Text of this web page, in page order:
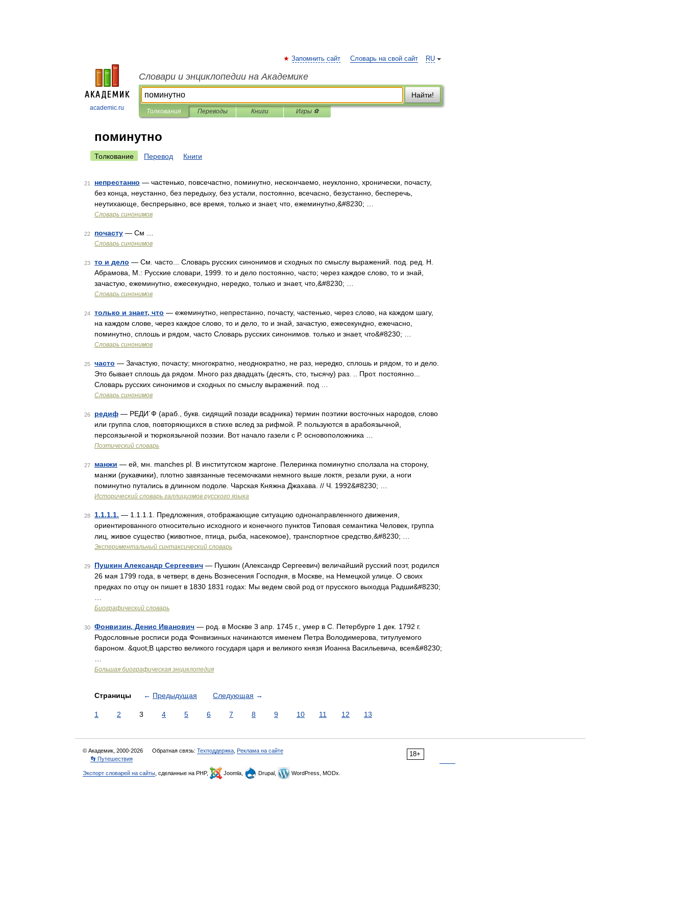
academic.ru
RU
Запомнить сайт Словарь на свой сайт
Словари и энциклопедии на Академике
Найти!
Толкования Переводы Книги Игры ⚽
поминутно
Толкование Перевод Книги
21 непрестанно — частенько, повсечастно, поминутно, нескончаемо, неуклонно, хронически, почасту,
без конца, неустанно, без передыху, без устали, постоянно, всечасно, безустанно, бесперечь,
неутихающе, беспрерывно, все время, только и знает, что, ежеминутно,&#8230; …
Словарь синонимов
22 почасту — См …
Словарь синонимов
23 то и дело — См. часто... Словарь русских синонимов и сходных по смыслу выражений. под. ред. Н.
Абрамова, М.: Русские словари, 1999. то и дело постоянно, часто; через каждое слово, то и знай,
зачастую, ежеминутно, ежесекундно, нередко, только и знает, что,&#8230; …
Словарь синонимов
24 только и знает, что — ежеминутно, непрестанно, почасту, частенько, через слово, на каждом шагу,
на каждом слове, через каждое слово, то и дело, то и знай, зачастую, ежесекундно, ежечасно,
поминутно, сплошь и рядом, часто Словарь русских синонимов. только и знает, что&#8230; …
Словарь синонимов
25 часто — Зачастую, почасту; многократно, неоднократно, не раз, нередко, сплошь и рядом, то и дело.
Это бывает сплошь да рядом. Много раз двадцать (десять, сто, тысячу) раз. .. Прот. постоянно...
Словарь русских синонимов и сходных по смыслу выражений. под …
Словарь синонимов
26 редиф — РЕДИ´Ф (араб., букв. сидящий позади всадника) термин поэтики восточных народов, слово
или группа слов, повторяющихся в стихе вслед за рифмой. Р. пользуются в арабоязычной,
персоязычной и тюркоязычной поэзии. Вот начало газели с Р. основоположника …
Поэтический словарь
27 манжи — ей, мн. manches pl. В институтском жаргоне. Пелеринка поминутно сползала на сторону,
манжи (рукавчики), плотно завязанные тесемочками немного выше локтя, резали руки, а ноги
поминутно путались в длинном подоле. Чарская Княжна Джахава. // Ч. 1992&#8230; …
Исторический словарь галлицизмов русского языка
28 1.1.1.1. — 1.1.1.1. Предложения, отображающие ситуацию однонаправленного движения,
ориентированного относительно исходного и конечного пунктов Типовая семантика Человек, группа
лиц, живое существо (животное, птица, рыба, насекомое), транспортное средство,&#8230; …
Экспериментальный синтаксический словарь
29 Пушкин Александр Сергеевич — Пушкин (Александр Сергеевич) величайший русский поэт, родился
26 мая 1799 года, в четверг, в день Вознесения Господня, в Москве, на Немецкой улице. О своих
предках по отцу он пишет в 1830 1831 годах: Мы ведем свой род от прусского выходца Радши&#8230;
Биографический словарь
30 Фонвизин, Денис Иванович — род. в Москве 3 апр. 1745 г., умер в С. Петербурге 1 дек. 1792 г.
Родословные росписи рода Фонвизиных начинаются именем Петра Володимерова, титулуемого
бароном. &quot;В царство великого государя царя и великого князя Иоанна Васильевича, всея&#8230;
Большая биографическая энциклопедия
Страницы ← Предыдущая Следующая →
1 2 3 4 5 6 7 8 9 10 11 12 13
18+
© Академик, 2000-2026 Обратная связь: Техподдержка Реклама на сайте
👣 Путешествия
Экспорт словарей на сайты , сделанные на PHP, Joomla, Drupal, WordPress, MODx.